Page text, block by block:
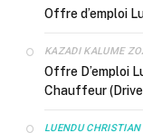
Offre d’emploi
KAZADI KALUME
Offre D’emploi
Chauffeur
LUENDU CHRISTIAN